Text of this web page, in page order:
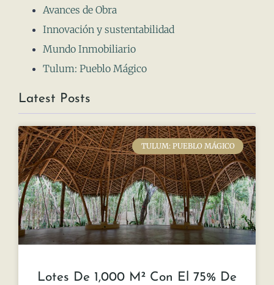
Avances de Obra
Innovación y sustentabilidad
Mundo Inmobiliario
Tulum: Pueblo Mágico
Latest Posts
TULUM: PUEBLO MÁGICO
Lotes De 1,000 M² Con El 75% De